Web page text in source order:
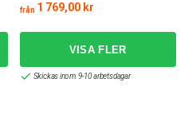
från 1 769,00 kr
Skickas inom 9-10 arbetsdagar